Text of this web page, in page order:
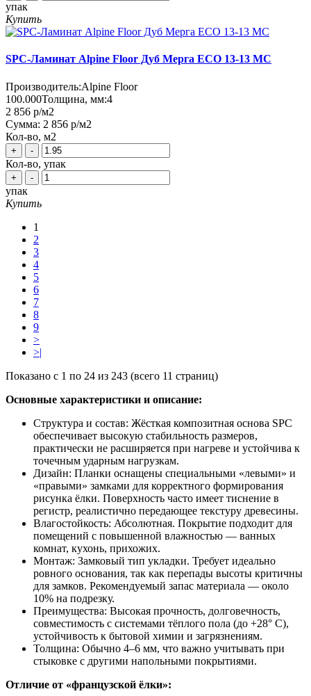
упак
Купить
SPC-Ламинат Alpine Floor Дуб Мерга ЕСО 13-13 MC
Производитель:Alpine Floor
100.000Толщина, мм:4
2 856 р/м2
Сумма: 2 856 р/м2
Кол-во, м2
+ -
Кол-во, упак
+ -
упак
Купить
1
2
3
4
5
6
7
8
9
>
>|
Показано с 1 по 24 из 243 (всего 11 страниц)
Основные характеристики и описание:
Структура и состав: Жёсткая композитная основа SPC
обеспечивает высокую стабильность размеров,
практически не расширяется при нагреве и устойчива к
точечным ударным нагрузкам.
Дизайн: Планки оснащены специальными «левыми» и
«правыми» замками для корректного формирования
рисунка ёлки. Поверхность часто имеет тиснение в
регистр, реалистично передающее текстуру древесины.
Влагостойкость: Абсолютная. Покрытие подходит для
помещений с повышенной влажностью — ванных
комнат, кухонь, прихожих.
Монтаж: Замковый тип укладки. Требует идеально
ровного основания, так как перепады высоты критичны
для замков. Рекомендуемый запас материала — около
10% на подрезку.
Преимущества: Высокая прочность, долговечность,
совместимость с системами тёплого пола (до +28° C),
устойчивость к бытовой химии и загрязнениям.
Толщина: Обычно 4–6 мм, что важно учитывать при
стыковке с другими напольными покрытиями.
Отличие от «французской ёлки»: